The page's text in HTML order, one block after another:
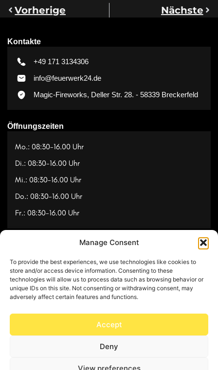
Manage Consent
To provide the best experiences, we use technologies like cookies to
store and/or access device information. Consenting to these
technologies will allow us to process data such as browsing behavior or
unique IDs on this site. Not consenting or withdrawing consent, may
adversely affect certain features and functions.
Accept
Deny
View preferences
Vorherige Nächste
Kontakte
+49 171 3134306
info@feuerwerk24.de
Magic-Fireworks, Deller Str. 28. - 58339 Breckerfeld
Öffnungszeiten
Mo.: 08:30-16.00 Uhr
Di.: 08:30-16.00 Uhr
Mi.: 08:30-16.00 Uhr
Do.: 08:30-16.00 Uhr
Fr.: 08:30-16.00 Uhr
Referenzen
Videos
Über uns
Kontakt
© Copyright 2025 by Feuerwerk24